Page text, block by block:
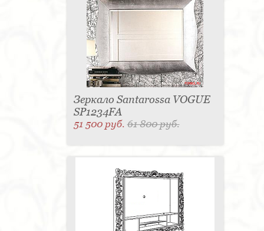
Мыльница - 1
Подставка под зонт - 1
Спальня - 1
Зеркало Santarossa VOGUE
SP1234FA
51 500 руб.61 800 руб.